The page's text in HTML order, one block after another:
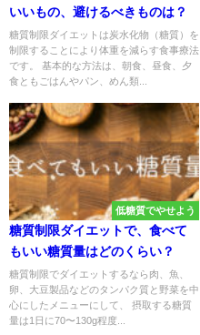
いいもの、避けるべきものは？
糖質制限ダイエットは炭水化物（糖質）を
制限することにより体重を減らす食事療法
です。 基本的な方法は、朝食、昼食、夕
食ともごはんやパン、めん類...
低糖質でやせよう
糖質制限ダイエットで、食べて
もいい糖質量はどのくらい？
糖質制限でダイエットするなら肉、魚、
卵、大豆製品などのタンパク質と野菜を中
心にしたメニューにして、 摂取する糖質
量は1日に70〜130g程度...